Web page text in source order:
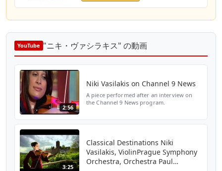
YouTube "ニキ・ヴァシラキス" の動画
2:56
Niki Vasilakis on Channel 9 News
A piece performed after an interview on
the Channel 9 News program.
3:25
Classical Destinations Niki
Vasilakis, ViolinPrague Symphony
Orchestra, Orchestra Paul